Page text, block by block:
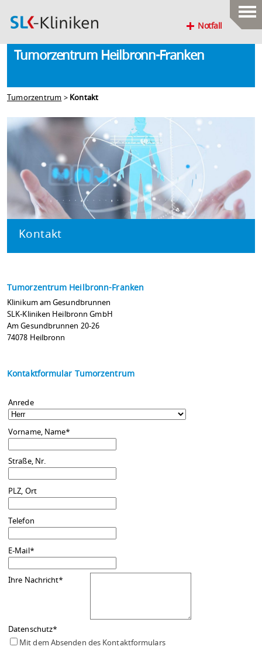
Notfall
Tumorzentrum Heilbronn-Franken
Tumorzentrum> Kontakt
Kontakt
Tumorzentrum Heilbronn-Franken
Klinikum am Gesundbrunnen
SLK-Kliniken Heilbronn GmbH
Am Gesundbrunnen 20-26
74078 Heilbronn
Kontaktformular Tumorzentrum
Anrede
Vorname, Name*
Straße, Nr.
PLZ, Ort
Telefon
E-Mail*
Ihre Nachricht*
Datenschutz*